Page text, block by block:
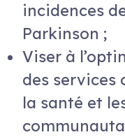
incidences
Parkinson ;
Viser à
des services
la santé et